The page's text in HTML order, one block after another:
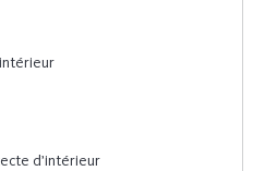
d’intérieur